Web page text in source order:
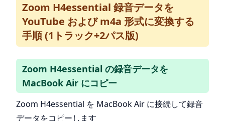
Zoom H4essential 録音データを
YouTube および m4a 形式に変換する
手順 (1トラック+2パス版)
Zoom H4essential の録音データを
MacBook Air にコピー
Zoom H4essential を MacBook Air に接続して録音
データをコピーします